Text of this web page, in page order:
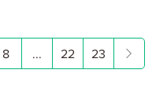
8 ... 22 23